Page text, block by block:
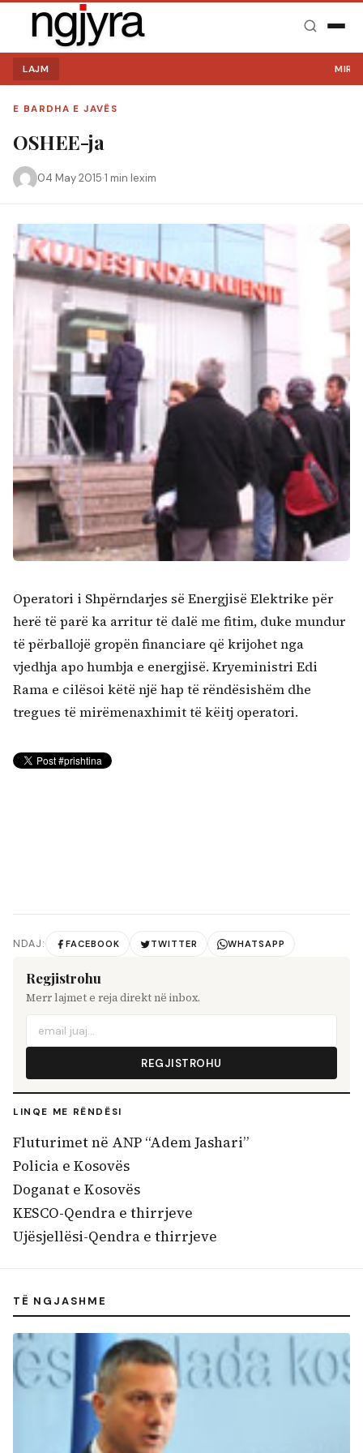
Kërko:
LAJM MIRË
E BARDHA E JAVËS
OSHEE-ja
04 May 2015·1 min lexim
Operatori i Shpërndarjes së Energjisë Elektrike për
herë të parë ka arritur të dalë me fitim, duke mundur
të përballojë gropën financiare që krijohet nga
vjedhja apo humbja e energjisë. Kryeministri Edi
Rama e cilësoi këtë një hap të rëndësishëm dhe
tregues të mirëmenaxhimit të këitj operatori.
NDAJ: FACEBOOK TWITTER WHATSAPP
Regjistrohu
Merr lajmet e reja direkt në inbox.
REGJISTROHU
LINQE ME RËNDËSI
Fluturimet në ANP “Adem Jashari”
Policia e Kosovës
Doganat e Kosovës
KESCO-Qendra e thirrjeve
Ujësjellësi-Qendra e thirrjeve
TË NGJASHME